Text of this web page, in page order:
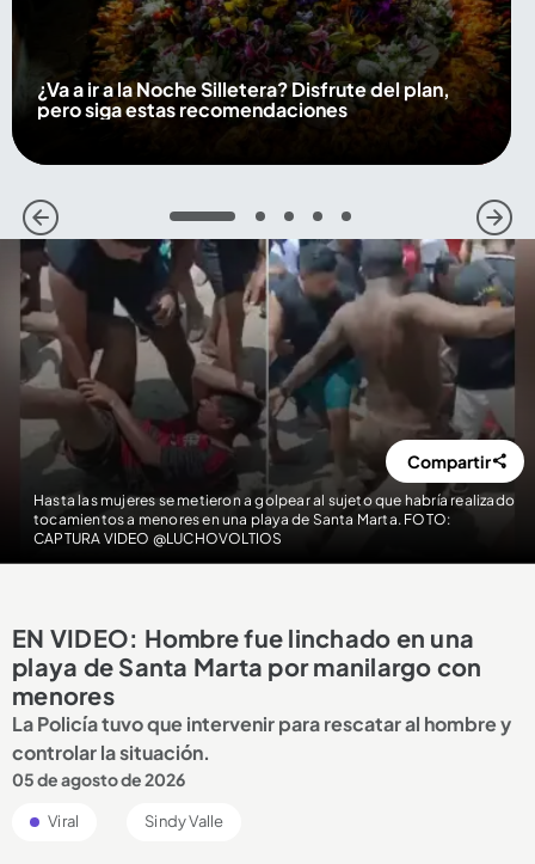
¿Va a ir a la Noche Silletera? Disfrute del plan,
pero siga estas recomendaciones
1 2 3 4 5
Hasta las mujeres se metieron a golpear al sujeto que habría realizado
tocamientos a menores en una playa de Santa Marta. FOTO:
CAPTURA VIDEO @LUCHOVOLTIOS
Compartir
EN VIDEO: Hombre fue linchado en una
playa de Santa Marta por manilargo con
menores
La Policía tuvo que intervenir para rescatar al hombre y
controlar la situación.
05 de agosto de 2026
Viral Sindy Valle